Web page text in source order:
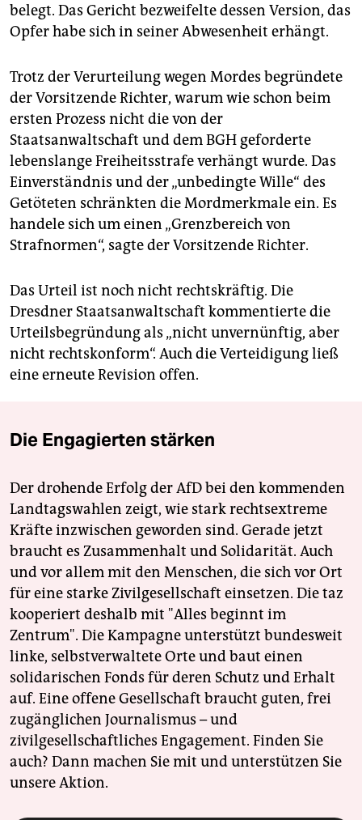
belegt. Das Gericht bezweifelte dessen Version, das
Opfer habe sich in seiner Abwesenheit erhängt.
Trotz der Verurteilung wegen Mordes begründete
der Vorsitzende Richter, warum wie schon beim
ersten Prozess nicht die von der
Staatsanwaltschaft und dem BGH geforderte
lebenslange Freiheitsstrafe verhängt wurde. Das
Einverständnis und der „unbedingte Wille“ des
Getöteten schränkten die Mordmerkmale ein. Es
handele sich um einen „Grenzbereich von
Strafnormen“, sagte der Vorsitzende Richter.
Das Urteil ist noch nicht rechtskräftig. Die
Dresdner Staatsanwaltschaft kommentierte die
Urteilsbegründung als „nicht unvernünftig, aber
nicht rechtskonform“. Auch die Verteidigung ließ
eine erneute Revision offen.
Die Engagierten stärken
Der drohende Erfolg der AfD bei den kommenden
Landtagswahlen zeigt, wie stark rechtsextreme
Kräfte inzwischen geworden sind. Gerade jetzt
braucht es Zusammenhalt und Solidarität. Auch
und vor allem mit den Menschen, die sich vor Ort
für eine starke Zivilgesellschaft einsetzen. Die taz
kooperiert deshalb mit "Alles beginnt im
Zentrum". Die Kampagne unterstützt bundesweit
linke, selbstverwaltete Orte und baut einen
solidarischen Fonds für deren Schutz und Erhalt
auf. Eine offene Gesellschaft braucht guten, frei
zugänglichen Journalismus – und
zivilgesellschaftliches Engagement. Finden Sie
auch? Dann machen Sie mit und unterstützen Sie
unsere Aktion.